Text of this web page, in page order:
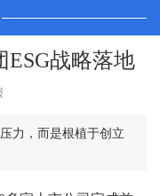
ESG战略落地
力，而是根植于创立